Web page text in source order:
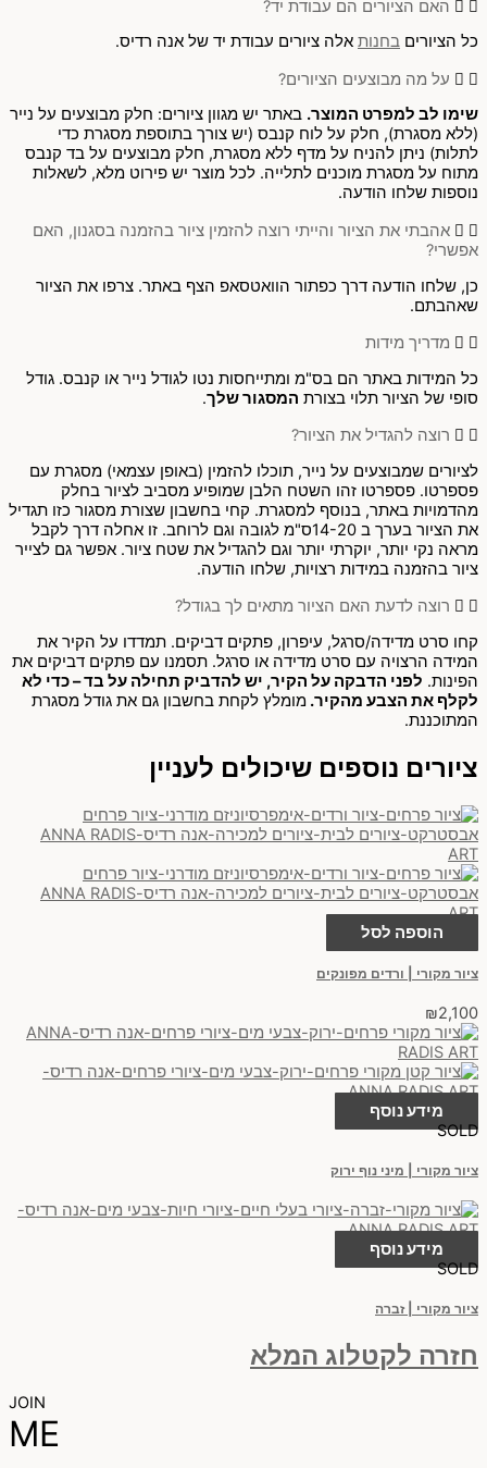
האם הציורים הם עבודת יד?
כל הציורים בחנות אלה ציורים עבודת יד של אנה רדיס.
על מה מבוצעים הציורים?
שימו לב למפרט המוצר. באתר יש מגוון ציורים: חלק מבוצעים על נייר
(ללא מסגרת), חלק על לוח קנבס (יש צורך בתוספת מסגרת כדי
לתלות) ניתן להניח על מדף ללא מסגרת, חלק מבוצעים על בד קנבס
מתוח על מסגרת מוכנים לתלייה. לכל מוצר יש פירוט מלא, לשאלות
נוספות שלחו הודעה.
אהבתי את הציור והייתי רוצה להזמין ציור בהזמנה בסגנון, האם
אפשרי?
כן, שלחו הודעה דרך כפתור הוואטסאפ הצף באתר. צרפו את הציור
שאהבתם.
מדריך מידות
כל המידות באתר הם בס"מ ומתייחסות נטו לגודל נייר או קנבס. גודל
סופי של הציור תלוי בצורת המסגור שלך.
רוצה להגדיל את הציור?
לציורים שמבוצעים על נייר, תוכלו להזמין (באופן עצמאי) מסגרת עם
פספרטו. פספרטו זהו השטח הלבן שמופיע מסביב לציור בחלק
מהדמויות באתר, בנוסף למסגרת. קחי בחשבון שצורת מסגור כזו תגדיל
את הציור בערך ב 14-20ס"מ לגובה וגם לרוחב. זו אחלה דרך לקבל
מראה נקי יותר, יוקרתי יותר וגם להגדיל את שטח ציור. אפשר גם לצייר
ציור בהזמנה במידות רצויות, שלחו הודעה.
רוצה לדעת האם הציור מתאים לך בגודל?
קחו סרט מדידה/סרגל, עיפרון, פתקים דביקים. תמדדו על הקיר את
המידה הרצויה עם סרט מדידה או סרגל. תסמנו עם פתקים דביקים את
הפינות. לפני הדבקה על הקיר, יש להדביק תחילה על בד – כדי לא
לקלף את הצבע מהקיר. מומלץ לקחת בחשבון גם את גודל מסגרת
המתוכננת.
ציורים נוספים שיכולים לעניין
הוספה לסל
ציור מקורי | ורדים מפונקים
₪2,100
מידע נוסף
SOLD
ציור מקורי | מיני נוף ירוק
מידע נוסף
SOLD
ציור מקורי | זברה
חזרה לקטלוג המלא
JOIN
ME